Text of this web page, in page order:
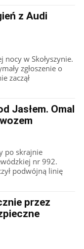
z Audi
nocy w Skołyszynie.
zgłoszenie o
zaczął
Jasłem. Omal
po skrajnie
nr 992.
podwójną linię
przez